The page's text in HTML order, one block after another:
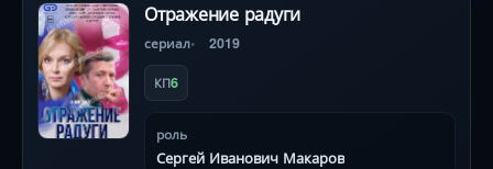
Отражение радуги
сериал 2019
КП6
роль
Сергей Иванович Макаров